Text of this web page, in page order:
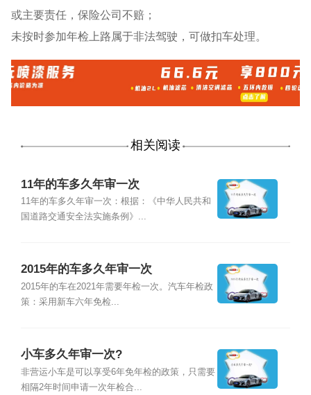
或主要责任，保险公司不赔；
未按时参加年检上路属于非法驾驶，可做扣车处理。
相关阅读
11年的车多久年审一次
11年的车多久年审一次：根据：《中华人民共和
国道路交通安全法实施条例》...
2015年的车多久年审一次
2015年的车在2021年需要年检一次。汽车年检政
策：采用新车六年免检...
小车多久年审一次?
非营运小车是可以享受6年免年检的政策，只需要
相隔2年时间申请一次年检合...